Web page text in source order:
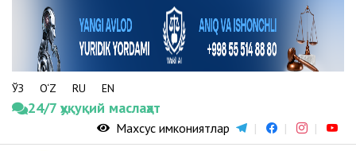
ЎЗ O‘Z RU EN
24/7 ҳуқуқий маслаҳат
Махсус имкониятлар